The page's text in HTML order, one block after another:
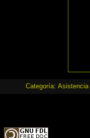
Categoría: Asistencia